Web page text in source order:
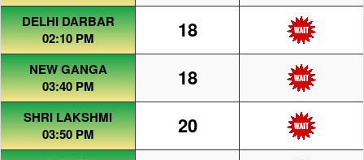
DELHI DARBAR
02:10 PM
18
NEW GANGA
03:40 PM
18
SHRI LAKSHMI
03:50 PM
20